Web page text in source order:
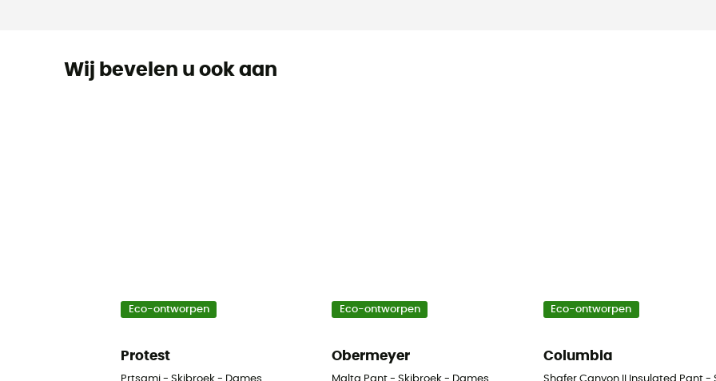
Wij bevelen u ook aan
Eco-ontworpen
Protest
Prtsami - Skibroek - Dames
Eco-ontworpen
Obermeyer
Malta Pant - Skibroek - Dames
Eco-ontworpen
Columbia
Shafer Canyon II Insulated Pant -